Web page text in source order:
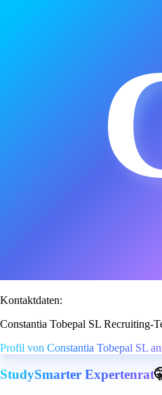
Kontaktdaten:
Constantia Tobepal SL Recruiting-
Profil von Constantia Tobepal SL
StudySmarter Expertenrat